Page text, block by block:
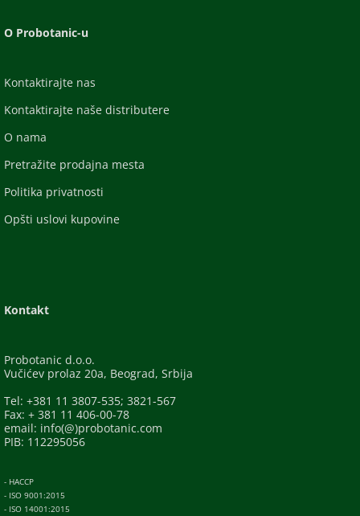
O Probotanic-u
Kontaktirajte nas
Kontaktirajte naše distributere
O nama
Pretražite prodajna mesta
Politika privatnosti
Opšti uslovi kupovine
Kontakt
Probotanic d.o.o.
Vučićev prolaz 20a, Beograd, Srbija
Tel: +381 11 3807-535; 3821-567
Fax: + 381 11 406-00-78
email: info(@)probotanic.com
PIB: 112295056
- HACCP
- ISO 9001:2015
- ISO 14001:2015